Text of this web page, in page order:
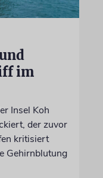
im
Insel Koh
der zuvor
kritisiert
Gehirnblutung